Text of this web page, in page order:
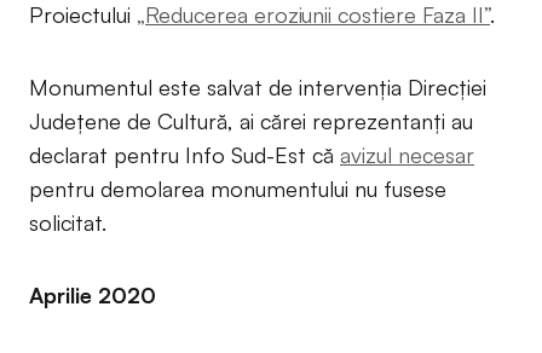
Proiectului „Reducerea eroziunii costiere Faza II”.
Monumentul este salvat de intervenția Direcției
Județene de Cultură, ai cărei reprezentanți au
declarat pentru Info Sud-Est că avizul necesar
pentru demolarea monumentului nu fusese
solicitat.
Aprilie 2020